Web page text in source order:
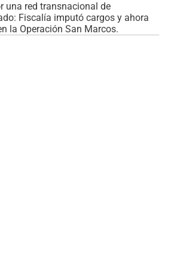
una red transnacional de
Fiscalía imputó cargos y ahora
la Operación San Marcos.